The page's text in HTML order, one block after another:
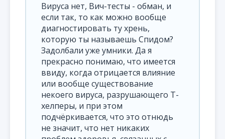
Вируса нет, Вич-тесты - обман, и
если так, то как можно вообще
диагностировать ту хрень,
которую ты называешь Спидом?
Задолбали уже умники. Да я
прекрасно понимаю, что имеется
ввиду, когда отрицается влияние
или вообще существование
некоего вируса, разрушающего Т-
хелперы, и при этом
подчёркивается, что это отнюдь
не значит, что нет никаких